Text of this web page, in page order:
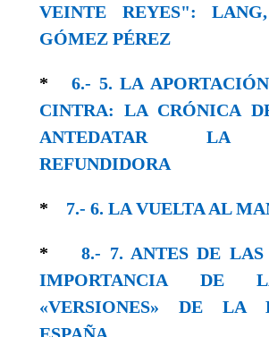
VEINTE REYES":
GÓMEZ PÉREZ
* 6.- 5. LA
CINTRA: LA CRÓNICA
ANTEDATAR LA
REFUNDIDORA
* 7.- 6. LA VUELTA AL
*8.- 7. ANTES DE LAS
IMPORTANCIA DE
«VERSIONES» DE LA